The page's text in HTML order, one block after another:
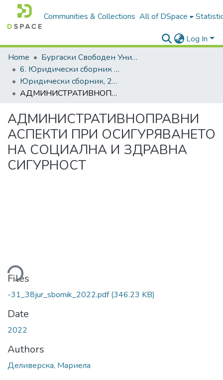
Communities & Collections All of DSpace
Log In
Home
Бургаски Свободен Университет | Burgas Free University
6. Юридически сборник | Journal of Legal Studies
Юридически сборник, 2022, Том XXIX
АДМИНИСТРАТИВНОПРАВНИ АСПЕКТИ ПРИ ОСИГУРЯВАНЕТО НА СОЦИАЛНА И ЗДРАВНА СИГУРНОСТ
АДМИНИСТРАТИВНОПРАВНИ
АСПЕКТИ ПРИ ОСИГУРЯВАНЕТО
НА СОЦИАЛНА И ЗДРАВНА
СИГУРНОСТ
Files
-31_38jur_sbornik_2022.pdf(346.23 KB)
Date
2022
Authors
Деливерска, Мариела